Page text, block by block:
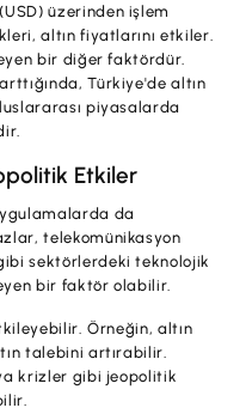
üzerinden işlem
altın fiyatlarını etkiler.
bir diğer faktördür.
Türkiye'de altın
piyasalarda
Etkiler
da
telekomünikasyon
sektörlerdeki teknolojik
bir faktör olabilir.
Örneğin, altın
talebini artırabilir.
krizler gibi jeopolitik